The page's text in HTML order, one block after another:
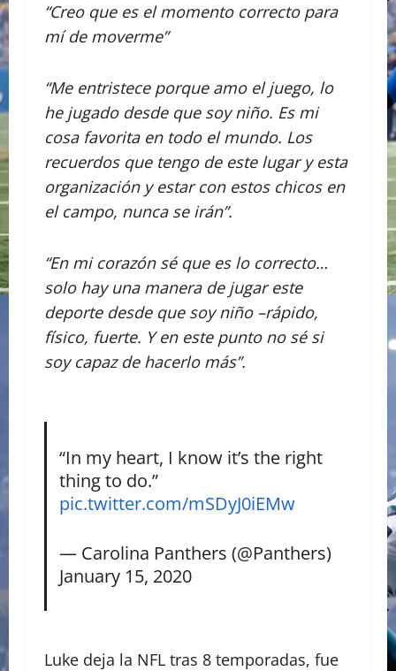
“Creo que es el momento correcto para
mí de moverme”
“Me entristece porque amo el juego, lo
he jugado desde que soy niño. Es mi
cosa favorita en todo el mundo. Los
recuerdos que tengo de este lugar y esta
organización y estar con estos chicos en
el campo, nunca se irán”.
“En mi corazón sé que es lo correcto…
solo hay una manera de jugar este
deporte desde que soy niño –rápido,
físico, fuerte. Y en este punto no sé si
soy capaz de hacerlo más”.
“In my heart, I know it’s the right
thing to do.”
pic.twitter.com/mSDyJ0iEMw
— Carolina Panthers (@Panthers)
January 15, 2020
Luke deja la NFL tras 8 temporadas, fue